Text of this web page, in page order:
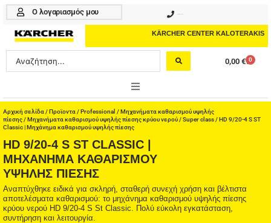
Μετάβαση
περιεχόμενο
Ο λογαριασμός μου
KÄRCHER CENTER KALOTERAKIS
Search
...
0,00 € 0
Cart
ONLINE SHOP
PROFESSIONAL
ΑΞΕΣΟΥΑΡ
ΚΑΘΑΡΙΣΤΙΚΑ
Αρχική σελίδα /Προϊοντα /Professional /Μηχανήματα καθαρισμού υψηλής
πίεσης/Μηχανήματα καθαρισμού υψηλής πίεσης κρύου νερού/Super class/ HD 9/20-4 S ST
Classic | Μηχάνημα καθαρισμού υψηλής πίεσης
HD 9/20-4 S ST CLASSIC |
ΜΗΧΆΝΗΜΑ ΚΑΘΑΡΙΣΜΟΎ
ΥΨΗΛΉΣ ΠΊΕΣΗΣ
Αναπτύχθηκε ειδικά για σκληρή, σταθερή συνεχή χρήση και βέλτιστα
αποτελέσματα καθαρισμού: το μηχάνημα καθαρισμού υψηλής πίεσης
κρύου νερού HD 9/20-4 S St Classic. Πολύ εύκολη εγκατάσταση,
συντήρηση και λειτουργία.